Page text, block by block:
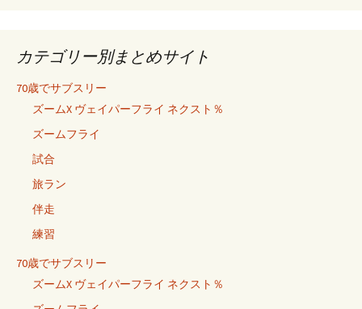
カテゴリー別まとめサイト
70歳でサブスリー
ズームX ヴェイパーフライ ネクスト％
ズームフライ
試合
旅ラン
伴走
練習
70歳でサブスリー
ズームX ヴェイパーフライ ネクスト％